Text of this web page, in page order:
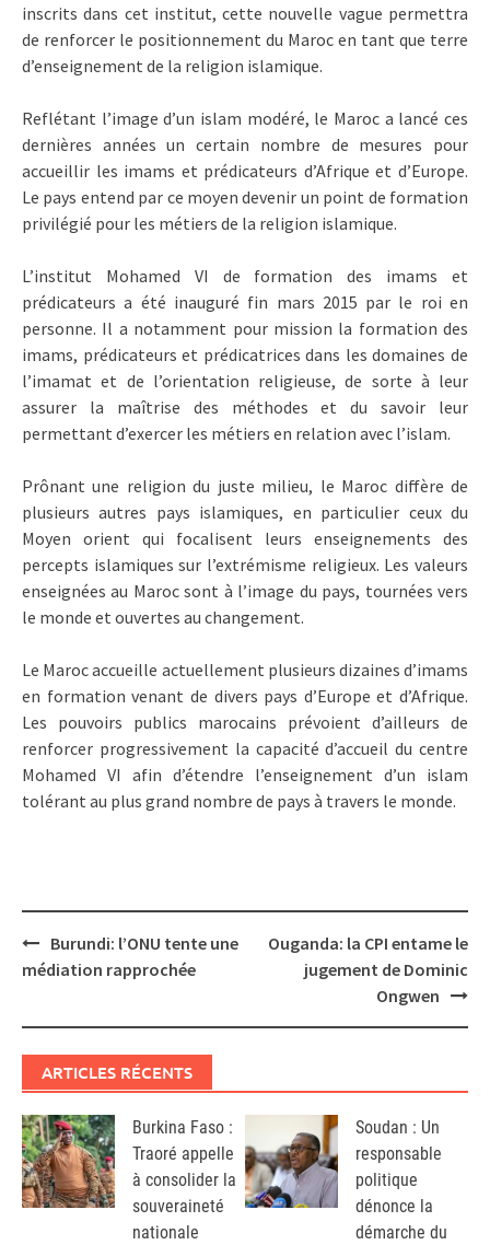
inscrits dans cet institut, cette nouvelle vague permettra
de renforcer le positionnement du Maroc en tant que terre
d’enseignement de la religion islamique.
Reflétant l’image d’un islam modéré, le Maroc a lancé ces
dernières années un certain nombre de mesures pour
accueillir les imams et prédicateurs d’Afrique et d’Europe.
Le pays entend par ce moyen devenir un point de formation
privilégié pour les métiers de la religion islamique.
L’institut Mohamed VI de formation des imams et
prédicateurs a été inauguré fin mars 2015 par le roi en
personne. Il a notamment pour mission la formation des
imams, prédicateurs et prédicatrices dans les domaines de
l’imamat et de l’orientation religieuse, de sorte à leur
assurer la maîtrise des méthodes et du savoir leur
permettant d’exercer les métiers en relation avec l’islam.
Prônant une religion du juste milieu, le Maroc diffère de
plusieurs autres pays islamiques, en particulier ceux du
Moyen orient qui focalisent leurs enseignements des
percepts islamiques sur l’extrémisme religieux. Les valeurs
enseignées au Maroc sont à l’image du pays, tournées vers
le monde et ouvertes au changement.
Le Maroc accueille actuellement plusieurs dizaines d’imams
en formation venant de divers pays d’Europe et d’Afrique.
Les pouvoirs publics marocains prévoient d’ailleurs de
renforcer progressivement la capacité d’accueil du centre
Mohamed VI afin d’étendre l’enseignement d’un islam
tolérant au plus grand nombre de pays à travers le monde.
Post
navigation
Burundi: l’ONU tente une
médiation rapprochée
Ouganda: la CPI entame le
jugement de Dominic
Ongwen
ARTICLES RÉCENTS
Burkina Faso :
Traoré appelle
à consolider la
souveraineté
nationale
Soudan : Un
responsable
politique
dénonce la
démarche du